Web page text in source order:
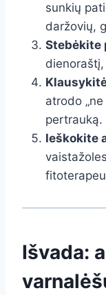
sunkių
daržovių,
Stebėkite
atrodo
pertrauką.
Ieškokite
Išvada: